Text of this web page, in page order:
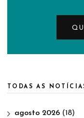
TODAS AS
agosto 2026 (18)